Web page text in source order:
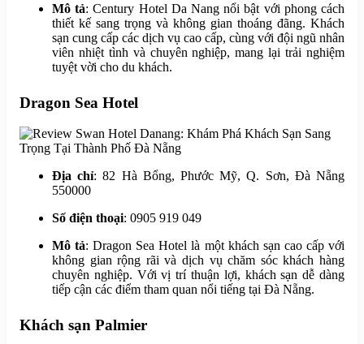
Mô tả: Century Hotel Da Nang nổi bật với phong cách
thiết kế sang trọng và không gian thoáng đãng. Khách
sạn cung cấp các dịch vụ cao cấp, cùng với đội ngũ nhân
viên nhiệt tình và chuyên nghiệp, mang lại trải nghiệm
tuyệt vời cho du khách.
Dragon Sea Hotel
Địa chỉ: 82 Hà Bổng, Phước Mỹ, Q. Sơn, Đà Nẵng
550000
Số điện thoại: 0905 919 049
Mô tả: Dragon Sea Hotel là một khách sạn cao cấp với
không gian rộng rãi và dịch vụ chăm sóc khách hàng
chuyên nghiệp. Với vị trí thuận lợi, khách sạn dễ dàng
tiếp cận các điểm tham quan nổi tiếng tại Đà Nẵng.
Khách sạn Palmier